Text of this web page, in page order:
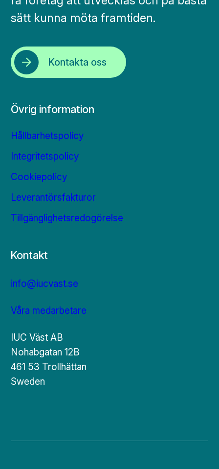
sätt kunna möta framtiden.
Kontakta oss
Övrig information
Hållbarhetspolicy
Integritetspolicy
Cookiepolicy
Leverantörsfakturor
Tillgänglighetsredogörelse
Kontakt
info@iucvast.se
Våra medarbetare
IUC Väst AB
Nohabgatan 12B
461 53 Trollhättan
Sweden